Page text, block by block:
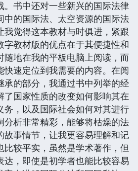
。书中还对一些新兴的国际法律
中的国际法、太空资源的国际法
我觉得这本教材与时俱进，紧跟
字教材版的优点在于其便捷性和
随地在我的平板电脑上阅读，而
快速定位到我需要的内容。在阅
承的部分，我通过书中列举的经
了国家性质的改变如何影响其在
务，以及国际社会如何对其进行
分析非常精彩，能够将枯燥的法
故事情节，让我更容易理解和记
比较平实，虽然是学术著作，但
达，即使是初学者也能比较容易